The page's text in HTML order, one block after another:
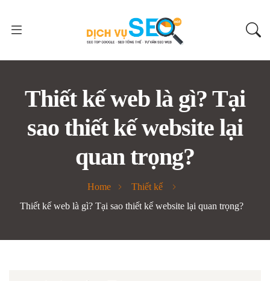
Thiết kế web là gì? Tại
sao thiết kế website lại
quan trọng?
Home
Thiết kế
Thiết kế web là gì? Tại sao thiết kế website lại quan trọng?